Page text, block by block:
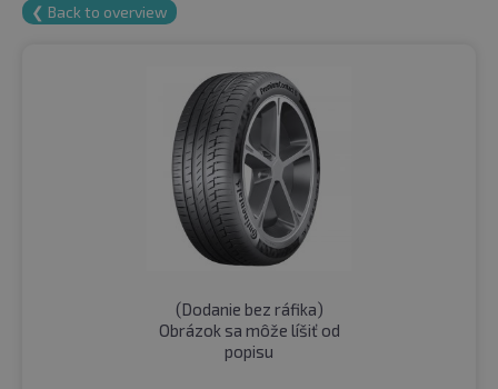
❮ Back to overview
(Dodanie bez ráfika)
Obrázok sa môže líšiť od
popisu